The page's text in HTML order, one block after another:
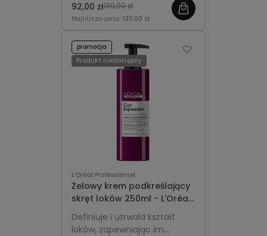
podkreślając sprężystość
loków i fal.
92,00 zł130,00 zł
Najniższa cena: 130,00 zł
L'Oréal Professionnel
Żelowy krem podkreślający
skręt loków 250ml - L'Oréal
Professionnel Curl
Expression
Definiuje i utrwala kształt
loków, zapewniając im
promocja
Produkt niedostępny